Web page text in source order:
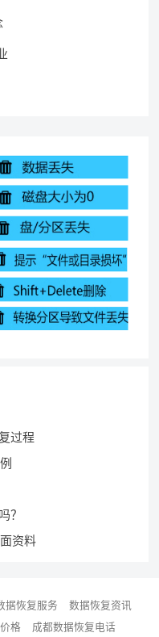
过程
？
资料
据恢复服务
数据恢复资讯
格 成都数据恢复电话